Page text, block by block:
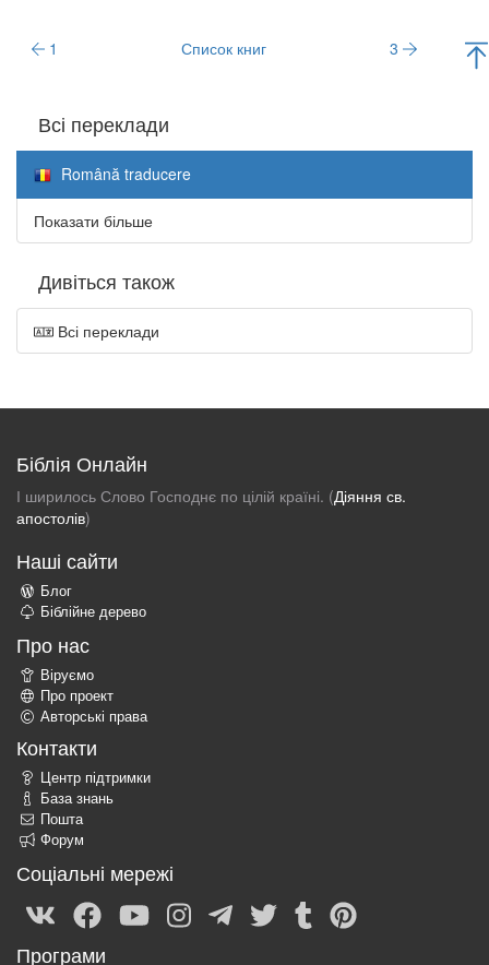
1 Список книг 3
Всі переклади
Română traducere
Показати більше
Дивіться також
Всі переклади
Біблія Онлайн
І ширилось Слово Господнє по цілій країні. (Діяння св.
апостолів)
Наші сайти
Блог
Біблійне дерево
Про нас
Віруємо
Про проект
Авторські права
Контакти
Центр підтримки
База знань
Пошта
Форум
Соціальні мережі
Програми